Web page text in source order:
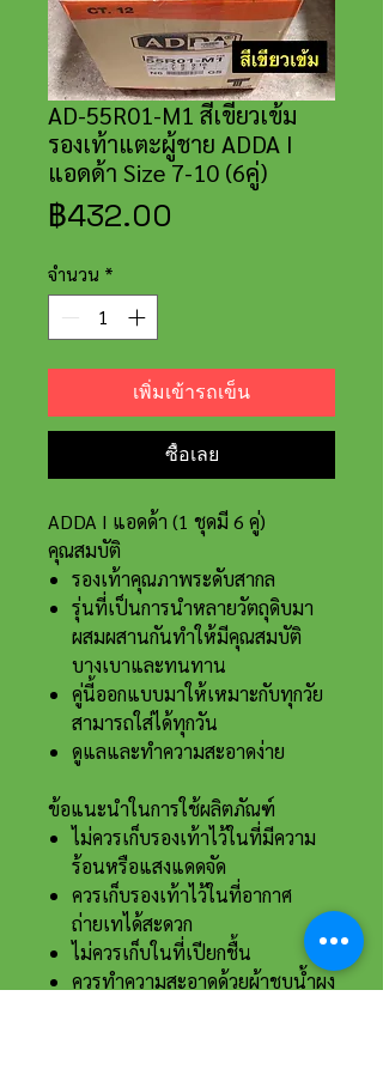
AD-55R01-M1 สีเขียวเข้ม
รองเท้าแตะผู้ชาย ADDA I
แอดด้า Size 7-10 (6คู่)
฿432.00
จำนวน *
เพิ่มเข้ารถเข็น
ซื้อเลย
ADDA I แอดด้า (1 ชุดมี 6 คู่)
คุณสมบัติ
รองเท้าคุณภาพระดับสากล
รุ่นที่เป็นการนำหลายวัตถุดิบมา
ผสมผสานกันทำให้มีคุณสมบัติ
บางเบาและทนทาน
คู่นี้ออกแบบมาให้เหมาะกับทุกวัย
สามารถใส่ได้ทุกวัน
ดูแลและทำความสะอาดง่าย
ข้อแนะนำในการใช้ผลิตภัณฑ์
ไม่ควรเก็บรองเท้าไว้ในที่มีความ
ร้อนหรือแสงแดดจัด
ควรเก็บรองเท้าไว้ในที่อากาศ
ถ่ายเทได้สะดวก
ไม่ควรเก็บในที่เปียกชื้น
ควรทำความสะอาดด้วยผ้าชุบน้ำผง